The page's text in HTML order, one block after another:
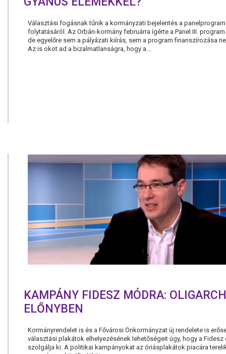
Választási fogásnak tűnik a kormányzati bejelentés a panelprogram
folytatásáról. Az Orbán-kormány februárra ígérte a Panel III.
de egyelőre sem a pályázati kiírás, sem a program finanszírozása
Az is okot ad a bizalmatlanságra, hogy a...
KAMPÁNY FIDESZ MÓDRA:
ELŐNYBEN
Kormányrendelet is és a Fővárosi Önkormányzat új rendelete is
választási plakátok elhelyezésének lehetőségeit úgy, hogy a Fidesz
szolgálja ki. A politikai kampányokat az óriásplakátok piacára